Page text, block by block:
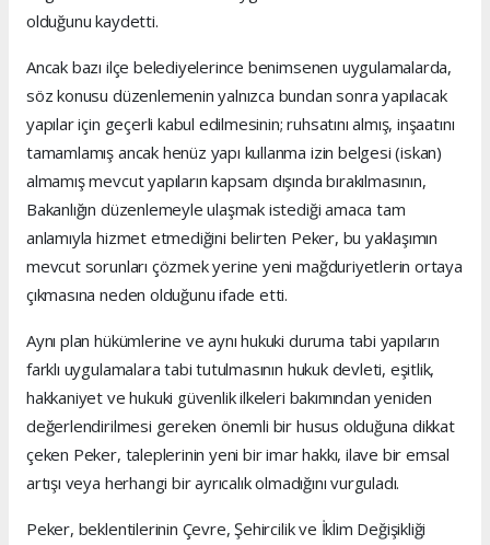
olduğunu kaydetti.
Ancak bazı ilçe belediyelerince benimsenen uygulamalarda,
söz konusu düzenlemenin yalnızca bundan sonra yapılacak
yapılar için geçerli kabul edilmesinin; ruhsatını almış, inşaatını
tamamlamış ancak henüz yapı kullanma izin belgesi (iskan)
almamış mevcut yapıların kapsam dışında bırakılmasının,
Bakanlığın düzenlemeyle ulaşmak istediği amaca tam
anlamıyla hizmet etmediğini belirten Peker, bu yaklaşımın
mevcut sorunları çözmek yerine yeni mağduriyetlerin ortaya
çıkmasına neden olduğunu ifade etti.
Aynı plan hükümlerine ve aynı hukuki duruma tabi yapıların
farklı uygulamalara tabi tutulmasının hukuk devleti, eşitlik,
hakkaniyet ve hukuki güvenlik ilkeleri bakımından yeniden
değerlendirilmesi gereken önemli bir husus olduğuna dikkat
çeken Peker, taleplerinin yeni bir imar hakkı, ilave bir emsal
artışı veya herhangi bir ayrıcalık olmadığını vurguladı.
Peker, beklentilerinin Çevre, Şehircilik ve İklim Değişikliği